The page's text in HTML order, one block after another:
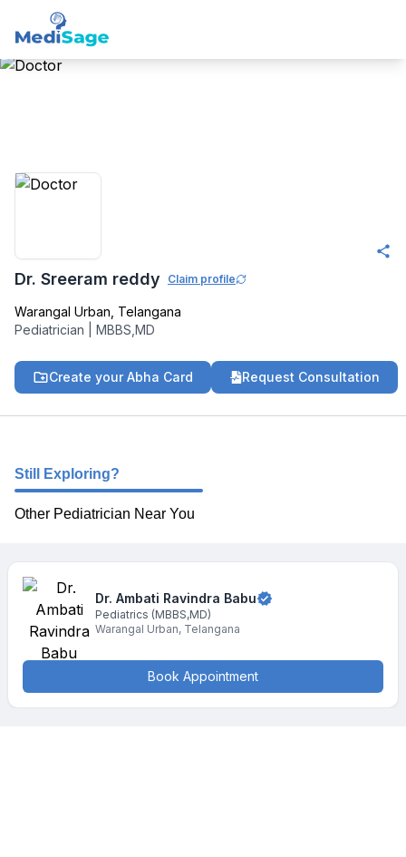
Dr. Sreeram reddy Claim profile
Warangal Urban Telangana
Pediatrician
MBBS,MD
Create your Abha Card Request Consultation
Still Exploring?
Other Pediatrician Near You
Dr. Ambati Ravindra Babu
Pediatrics (MBBS,MD)
Warangal Urban, Telangana
Book Appointment